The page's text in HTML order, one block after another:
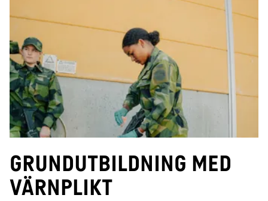
Grundutbildning med
värnplikt